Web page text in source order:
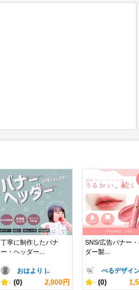
丁寧に制作したバナ
ー・ヘッダー...
おはより |..
- (0) 2,000円
SNS/広告バナー
ダー製...
べるデザイ
- (0)